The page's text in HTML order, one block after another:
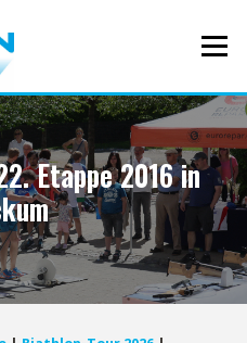
Menü
Etappe 2016 in